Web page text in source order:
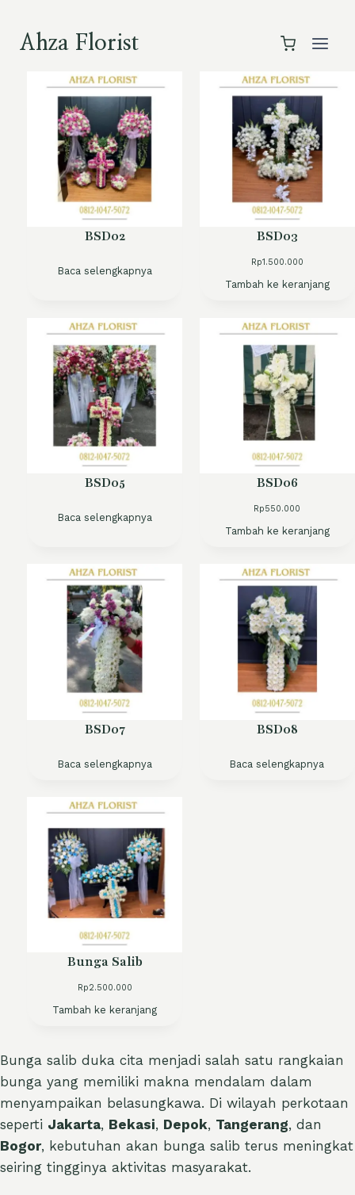
content
Ahza Florist
BSD02
Baca selengkapnya
BSD03
Rp1.500.000
Tambah ke keranjang
BSD05
Baca selengkapnya
BSD06
Rp550.000
Tambah ke keranjang
BSD07
Baca selengkapnya
BSD08
Baca selengkapnya
Bunga Salib
Rp2.500.000
Tambah ke keranjang
Bunga salib duka cita menjadi salah satu rangkaian
bunga yang memiliki makna mendalam dalam
menyampaikan belasungkawa. Di wilayah perkotaan
seperti Jakarta, Bekasi, Depok, Tangerang, dan
Bogor, kebutuhan akan bunga salib terus meningkat
seiring tingginya aktivitas masyarakat.